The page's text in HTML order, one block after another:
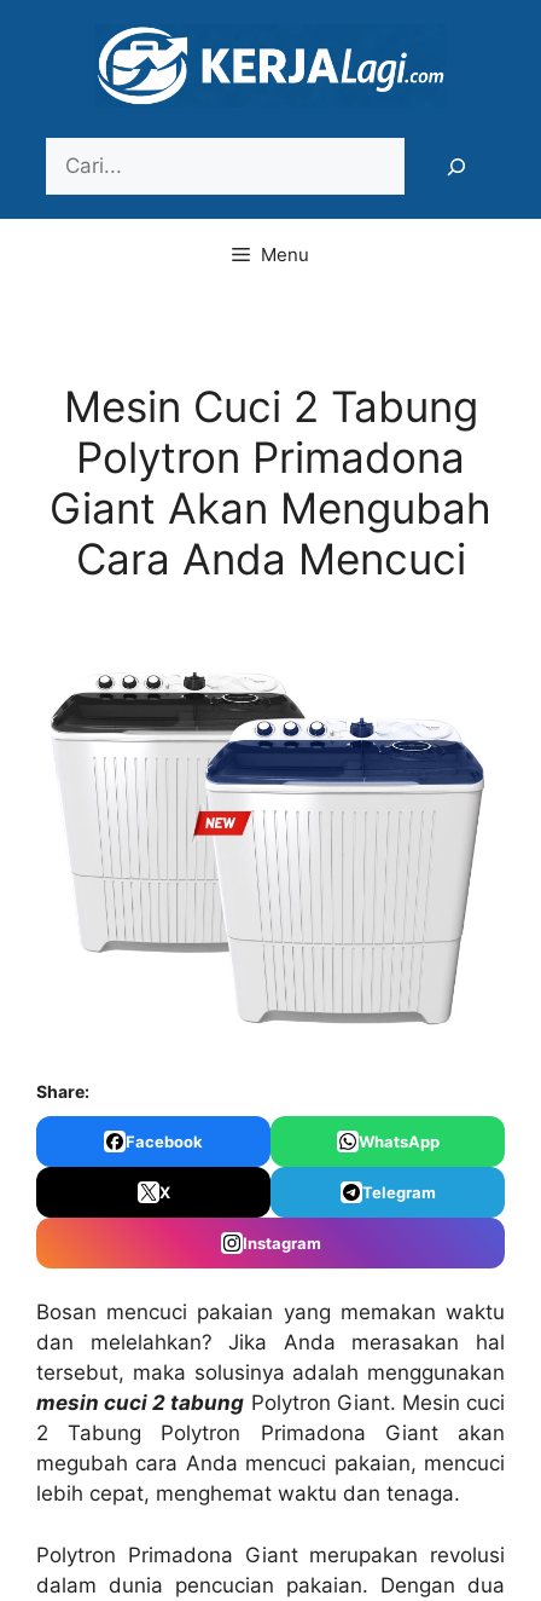
Menu
Mesin Cuci 2 Tabung
Polytron Primadona
Giant Akan Mengubah
Cara Anda Mencuci
Share:
Facebook WhatsApp
X Telegram
Instagram
Bosan mencuci pakaian yang memakan waktu
dan melelahkan? Jika Anda merasakan hal
tersebut, maka solusinya adalah menggunakan
mesin cuci 2 tabung Polytron Giant. Mesin cuci
2 Tabung Polytron Primadona Giant akan
megubah cara Anda mencuci pakaian, mencuci
lebih cepat, menghemat waktu dan tenaga.
Polytron Primadona Giant merupakan revolusi
dalam dunia pencucian pakaian. Dengan dua